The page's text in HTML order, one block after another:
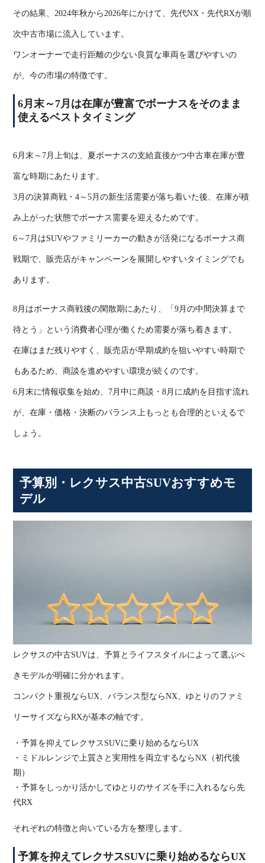
その結果、 2024年秋から 2026年にかけて、先代NX ・先代RXが順
次中古市場に流入しています。
ワンオーナーで走行距離の少ない良質な車両を選びやすいの
が、今の市場の特徴です。
6月末～ 7月は在庫が豊富でボーナスをそのまま
使えるベストタイミング
6 月末～ 7 月上旬は、夏ボーナスの支給直後かつ中古車在庫が豊
富な時期にあたります。
3 月の決算商戦・4 ～5 月の新生活需要が落ち着いた後、在庫が積
み上がった状態でボーナス需要を迎えるためです。
6 ～ 7 月はSUVやファミリーカーの動きが活発になるボーナス商
戦期で、販売店がキャンペーンを展開しやすいタイミングでも
あります。
8 月はボーナス商戦後の閑散期にあたり、「9 月の中間決算まで
待とう」という消費者心理が働くため需要が落ち着きます。
在庫はまだ残りやすく、販売店が早期成約を狙いやすい時期で
もあるため、商談を進めやすい環境が続くのです。
6 月末に情報収集を始め、 7 月中に商談・8 月に成約を目指す流れ
が、在庫・価格・決断のバランス上もっとも合理的といえるで
しょう。
予算別・レクサス中古SUVおすすめモ
デル
レクサスの中古SUVは、予算とライフスタイルによって選ぶべ
きモデルが明確に分かれます。
コンパクト重視ならUX 、バランス型ならNX 、ゆとりのファミ
リーサイズならRXが基本の軸です。
・予算を抑えてレクサス SUVに乗り始めるならUX
・ミドルレンジで上質さと実用性を両立するならNX （初代後
期）
・予算をしっかり活かしてゆとりのサイズを手に入れるなら先
代RX
それぞれの特徴と向いている方を整理します。
予算を抑えてレクサスSUVに乗り始めるならUX